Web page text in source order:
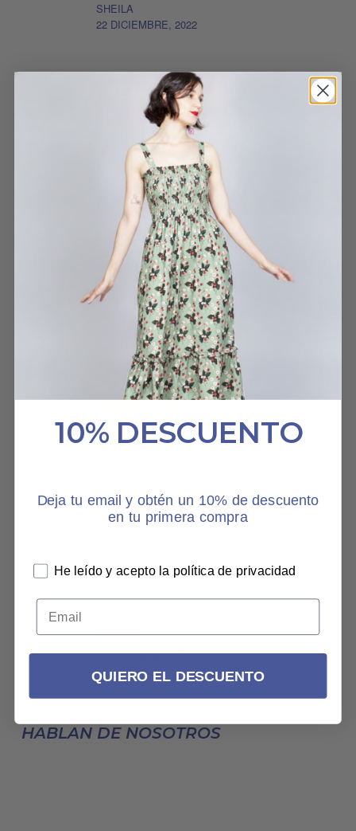
SHEILA
22 DICIEMBRE, 2022
Es muchísimo más bonita
en la realidad! Está
forrada con el mismo
estampado por dentro,
aterciopelada, la tela
más durita. Si os gusta
este estampado, es el
complemento perfecto!
BOMBONERA UNIVERSO
BEATRIZ
21 DICIEMBRE, 2022
Tiene una caída
maravillosa. Es muy
preciosidad. Y la tela muy
suave... ¡Queda como un
VESTIDO BOTANIC LIFE
PALMIRA
6 DICIEMBRE, 2022
HABLAN DE NOSOTROS
10% DESCUENTO
Deja tu email y obtén un 10% de descuento
en tu primera compra
He leído y acepto la política de privacidad
QUIERO EL DESCUENTO